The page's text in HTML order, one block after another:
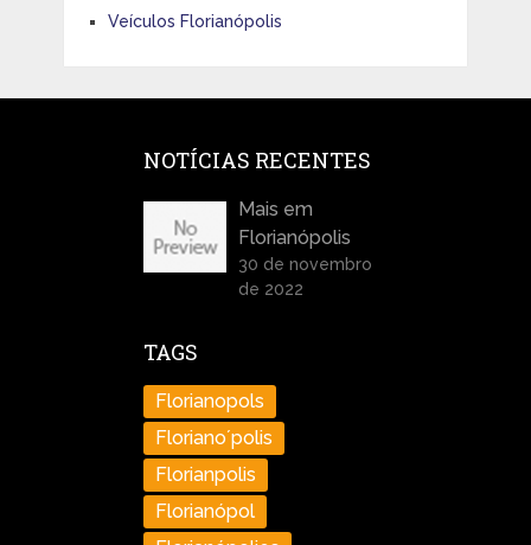
Veículos Florianópolis
NOTÍCIAS RECENTES
Mais em
Florianópolis
30 de novembro
de 2022
TAGS
Florianopols
Floriano´polis
Florianpolis
Florianópol